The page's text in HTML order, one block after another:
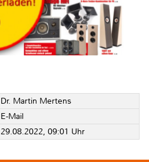
Dr. Martin Mertens
E-Mail
29.08.2022, 09:01 Uhr